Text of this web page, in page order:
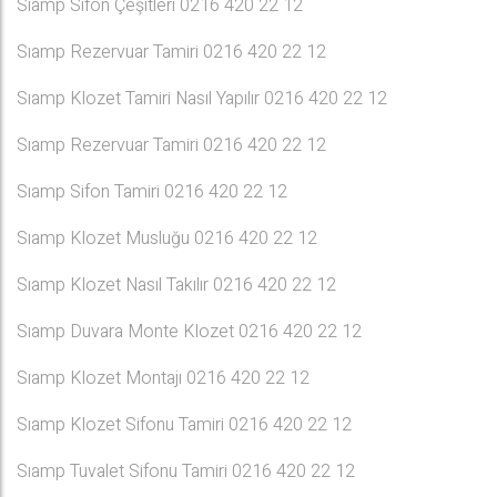
Sıamp Sifon Çeşitleri 0216 420 22 12
Sıamp Rezervuar Tamiri 0216 420 22 12
Sıamp Klozet Tamiri Nasıl Yapılır 0216 420 22 12
Sıamp Rezervuar Tamiri 0216 420 22 12
Sıamp Sifon Tamiri 0216 420 22 12
Sıamp Klozet Musluğu 0216 420 22 12
Sıamp Klozet Nasıl Takılır 0216 420 22 12
Sıamp Duvara Monte Klozet 0216 420 22 12
Sıamp Klozet Montajı 0216 420 22 12
Sıamp Klozet Sifonu Tamiri 0216 420 22 12
Sıamp Tuvalet Sifonu Tamiri 0216 420 22 12